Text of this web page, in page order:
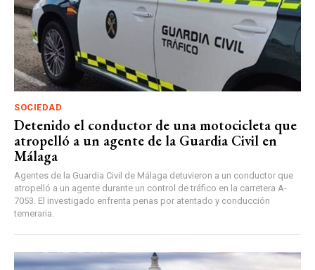
SOCIEDAD
Detenido el conductor de una motocicleta que
atropelló a un agente de la Guardia Civil en
Málaga
Agentes de la Guardia Civil de Málaga detuvieron a un conductor que
atropelló a un agente durante un control de tráfico en la carretera A-
7053. El investigado enfrenta penas por atentado y conducción
temeraria.